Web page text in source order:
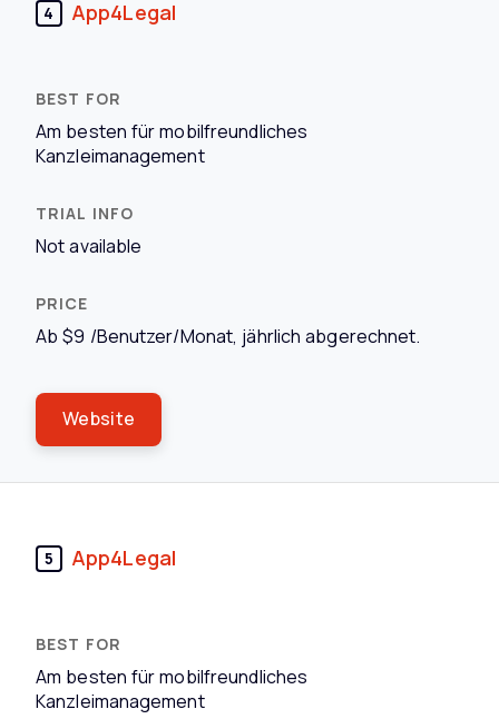
4 App4Legal
Am besten für mobilfreundliches
Kanzleimanagement
Not available
Ab $9 /Benutzer/Monat, jährlich abgerechnet.
Website
5 App4Legal
Am besten für mobilfreundliches
Kanzleimanagement